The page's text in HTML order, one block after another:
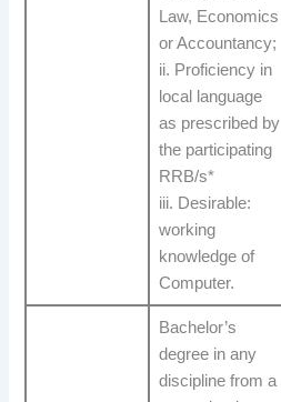
Law, Economics
or Accountancy;
ii. Proficiency in
local language
as prescribed by
the participating
RRB/s*
iii. Desirable:
working
knowledge of
Computer.
Bachelor’s
degree in any
discipline from a